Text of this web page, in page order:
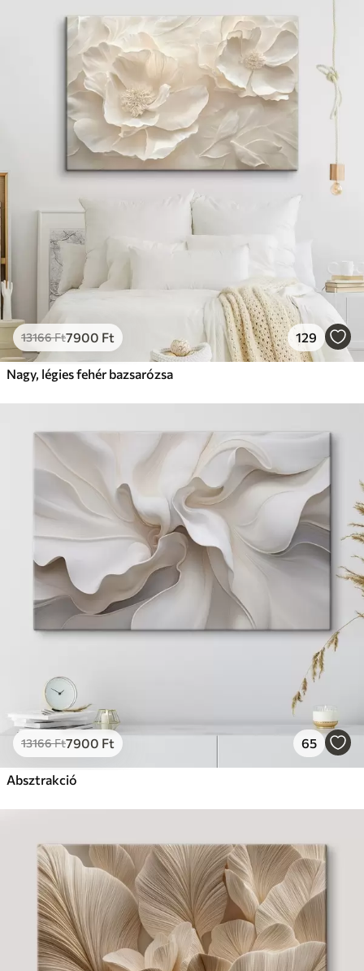
13166Ft7900 Ft 129
Nagy, légies fehér bazsarózsa
13166Ft7900 Ft 65
Absztrakció